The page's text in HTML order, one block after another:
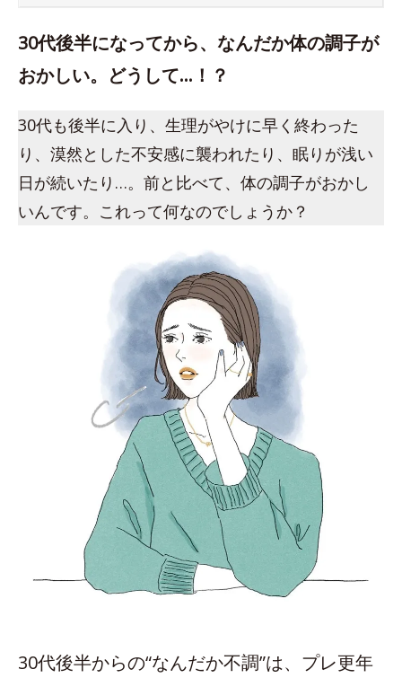
30代後半になってから、なんだか体の調子が
おかしい。どうして…！？
30代も後半に入り、生理がやけに早く終わった
り、漠然とした不安感に襲われたり、眠りが浅い
日が続いたり…。前と比べて、体の調子がおかし
いんです。これって何なのでしょうか？
30代後半からの“なんだか不調”は、プレ更年